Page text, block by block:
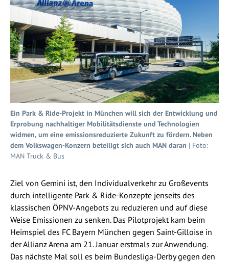
Ein Park & Ride-Projekt in München will sich der Entwicklung und
Erprobung nachhaltiger Mobilitätsdienste und Technologien
widmen, um eine emissionsreduzierte Zukunft zu fördern. Neben
dem Volkswagen-Konzern beteiligt sich auch MAN daran | Foto:
MAN Truck & Bus
Ziel von Gemini ist, den Individualverkehr zu Großevents
durch intelligente Park & Ride-Konzepte jenseits des
klassischen ÖPNV-Angebots zu reduzieren und auf diese
Weise Emissionen zu senken. Das Pilotprojekt kam beim
Heimspiel des FC Bayern München gegen Saint-Gilloise in
der Allianz Arena am 21. Januar erstmals zur Anwendung.
Das nächste Mal soll es beim Bundesliga-Derby gegen den